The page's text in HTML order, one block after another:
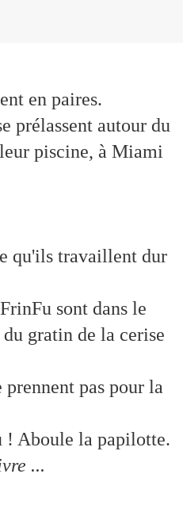
en paires.
prélassent autour du
piscine, à Miami
qu'ils travaillent dur
sont dans le
gratin de la cerise
pas pour la
! Aboule la papilotte.
...